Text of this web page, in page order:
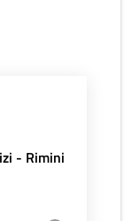
- Rimini